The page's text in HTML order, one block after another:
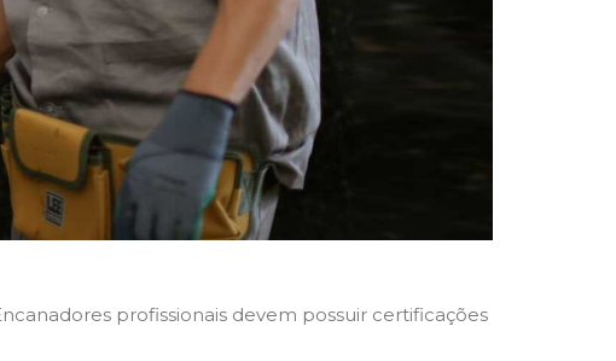
profissionais devem possuir certificações